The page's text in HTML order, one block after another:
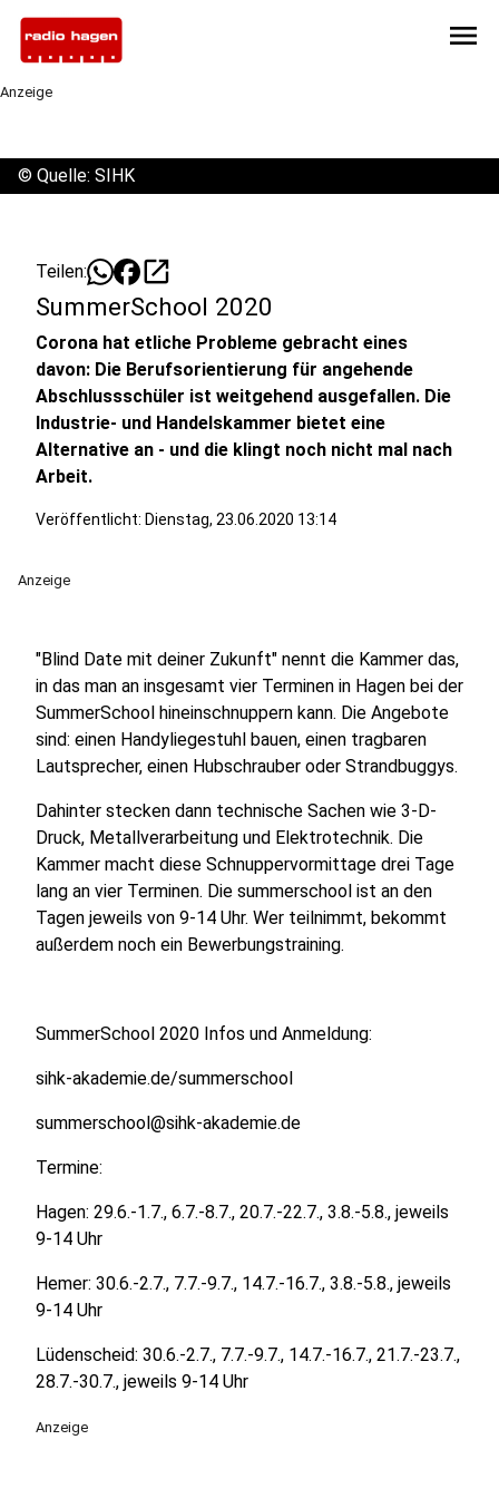
menu
Anzeige
© Quelle: SIHK
Teilen: open_in_new
SummerSchool 2020
Corona hat etliche Probleme gebracht eines
davon: Die Berufsorientierung für angehende
Abschlussschüler ist weitgehend ausgefallen. Die
Industrie- und Handelskammer bietet eine
Alternative an - und die klingt noch nicht mal nach
Arbeit.
Veröffentlicht: Dienstag, 23.06.2020 13:14
Anzeige
"Blind Date mit deiner Zukunft" nennt die Kammer das,
in das man an insgesamt vier Terminen in Hagen bei der
SummerSchool hineinschnuppern kann. Die Angebote
sind: einen Handyliegestuhl bauen, einen tragbaren
Lautsprecher, einen Hubschrauber oder Strandbuggys.
Dahinter stecken dann technische Sachen wie 3-D-
Druck, Metallverarbeitung und Elektrotechnik. Die
Kammer macht diese Schnuppervormittage drei Tage
lang an vier Terminen. Die summerschool ist an den
Tagen jeweils von 9-14 Uhr. Wer teilnimmt, bekommt
außerdem noch ein Bewerbungstraining.
SummerSchool 2020 Infos und Anmeldung:
sihk-akademie.de/summerschool
summerschool@sihk-akademie.de
Termine:
Hagen: 29.6.-1.7., 6.7.-8.7., 20.7.-22.7., 3.8.-5.8., jeweils
9-14 Uhr
Hemer: 30.6.-2.7., 7.7.-9.7., 14.7.-16.7., 3.8.-5.8., jeweils
9-14 Uhr
Lüdenscheid: 30.6.-2.7., 7.7.-9.7., 14.7.-16.7., 21.7.-23.7.,
28.7.-30.7., jeweils 9-14 Uhr
Anzeige